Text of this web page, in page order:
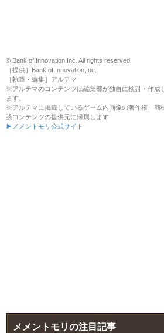
© Bank of Innovation,Inc. All rights reserved.
［提供］Bank of Innovation,Inc.
［執筆・編集］アルテマ
※アルテマのコンテンツは編集部が独自に検討・作成
ます。
※アルテマに掲載しているゲーム内画像の著作権、商
該コンテンツの提供元に帰属します
▶メメントモリ公式サイト
メメントモリの注目記事